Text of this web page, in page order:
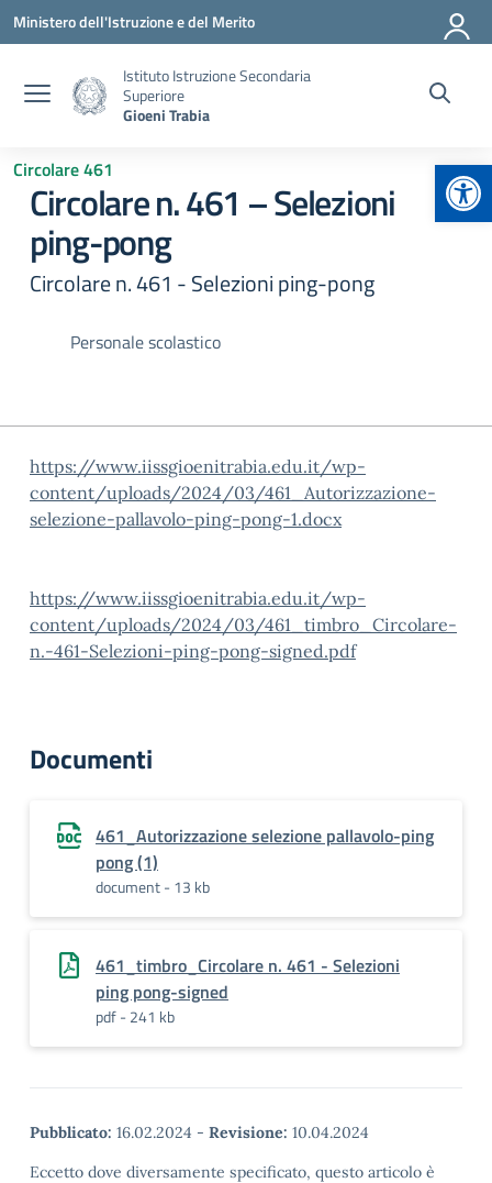
Vai ai contenuti
Vai al menu di navigazione
Vai al footer
Ministero dell'Istruzione e del Merito
Istituto Istruzione Secondaria
Superiore
Gioeni Trabia
Circolare 461
Circolare n. 461 – Selezioni
ping-pong
Circolare n. 461 - Selezioni ping-pong
Personale scolastico
https://www.iissgioenitrabia.edu.it/wp-
content/uploads/2024/03/461_Autorizzazione-
selezione-pallavolo-ping-pong-1.docx
https://www.iissgioenitrabia.edu.it/wp-
content/uploads/2024/03/461_timbro_Circolare-
n.-461-Selezioni-ping-pong-signed.pdf
Documenti
461_Autorizzazione selezione pallavolo-ping
pong (1)
document - 13 kb
461_timbro_Circolare n. 461 - Selezioni
ping pong-signed
pdf - 241 kb
Pubblicato: 16.02.2024 - Revisione: 10.04.2024
Eccetto dove diversamente specificato, questo articolo è